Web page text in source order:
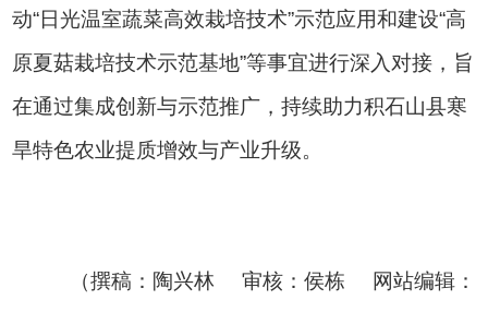
动“日光温室蔬菜高效栽培技术”示范应用和建设“高
原夏菇栽培技术示范基地”等事宜进行深入对接，旨
在通过集成创新与示范推广，持续助力积石山县寒
旱特色农业提质增效与产业升级。
（撰稿：陶兴林 审核：侯栋 网站编辑：